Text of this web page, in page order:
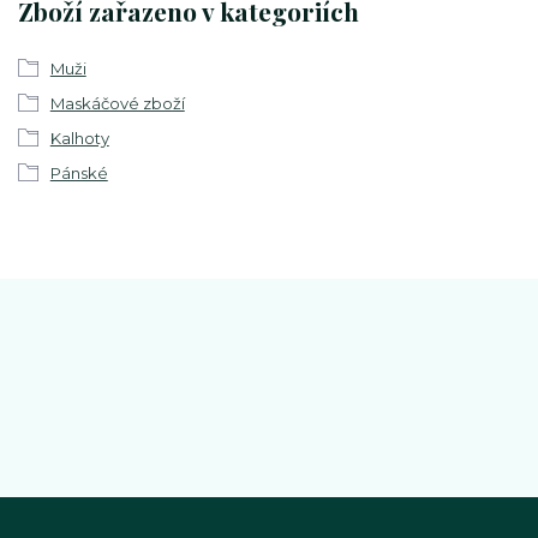
Zboží zařazeno v kategoriích
Muži
Maskáčové zboží
Kalhoty
Pánské